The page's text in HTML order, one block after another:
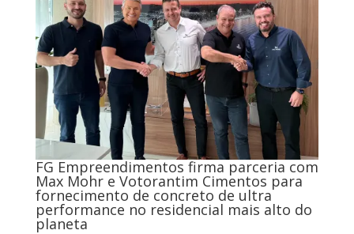
FG Empreendimentos firma parceria com
Max Mohr e Votorantim Cimentos para
fornecimento de concreto de ultra
performance no residencial mais alto do
planeta